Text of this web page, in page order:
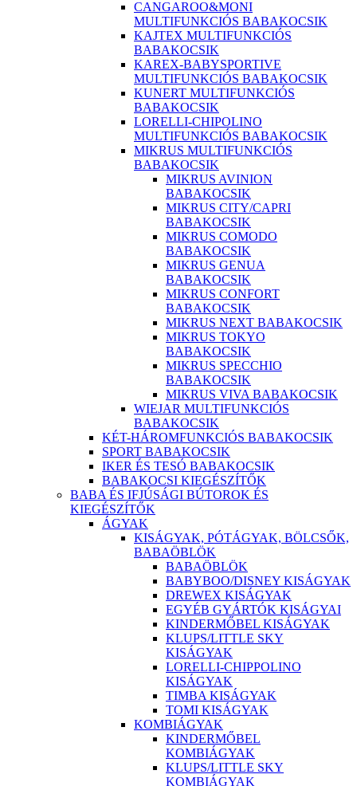
CANGAROO&MONI
MULTIFUNKCIÓS BABAKOCSIK
KAJTEX MULTIFUNKCIÓS
BABAKOCSIK
KAREX-BABYSPORTIVE
MULTIFUNKCIÓS BABAKOCSIK
KUNERT MULTIFUNKCIÓS
BABAKOCSIK
LORELLI-CHIPOLINO
MULTIFUNKCIÓS BABAKOCSIK
MIKRUS MULTIFUNKCIÓS
BABAKOCSIK
MIKRUS AVINION
BABAKOCSIK
MIKRUS CITY/CAPRI
BABAKOCSIK
MIKRUS COMODO
BABAKOCSIK
MIKRUS GENUA
BABAKOCSIK
MIKRUS CONFORT
BABAKOCSIK
MIKRUS NEXT BABAKOCSIK
MIKRUS TOKYO
BABAKOCSIK
MIKRUS SPECCHIO
BABAKOCSIK
MIKRUS VIVA BABAKOCSIK
WIEJAR MULTIFUNKCIÓS
BABAKOCSIK
KÉT-HÁROMFUNKCIÓS BABAKOCSIK
SPORT BABAKOCSIK
IKER ÉS TESÓ BABAKOCSIK
BABAKOCSI KIEGÉSZÍTŐK
BABA ÉS IFJÚSÁGI BÚTOROK ÉS
KIEGÉSZÍTŐK
ÁGYAK
KISÁGYAK, PÓTÁGYAK, BÖLCSŐK,
BABAÖBLÖK
BABAÖBLÖK
BABYBOO/DISNEY KISÁGYAK
DREWEX KISÁGYAK
EGYÉB GYÁRTÓK KISÁGYAI
KINDERMŐBEL KISÁGYAK
KLUPS/LITTLE SKY
KISÁGYAK
LORELLI-CHIPPOLINO
KISÁGYAK
TIMBA KISÁGYAK
TOMI KISÁGYAK
KOMBIÁGYAK
KINDERMŐBEL
KOMBIÁGYAK
KLUPS/LITTLE SKY
KOMBIÁGYAK